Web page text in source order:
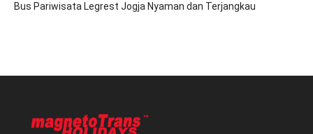
Bus Pariwisata Legrest Jogja Nyaman dan Terjangkau